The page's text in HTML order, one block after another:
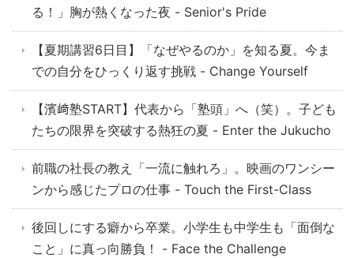
る！」胸が熱くなった夜 - Senior's Pride
【夏期講習6日目】「なぜやるのか」を知る夏。今ま
での自分をひっくり返す挑戦 - Change Yourself
【濱﨑塾START】代表から「塾頭」へ（笑）。子ども
たちの限界を突破する熱狂の夏 - Enter the Jukucho
前職の社長の教え「一流に触れろ」。映画のワンシー
ンから感じたプロの仕事 - Touch the First-Class
後回しにする癖から卒業。小学生も中学生も「面倒な
こと」に真っ向勝負！ - Face the Challenge